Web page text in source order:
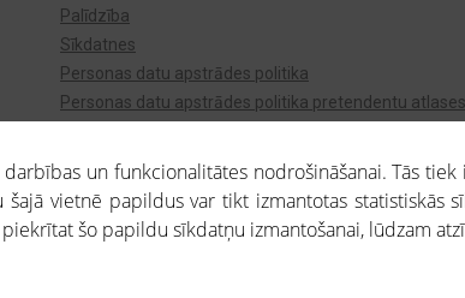
Palīdzība
Sīkdatnes
Personas datu apstrādes politika
Personas datu apstrādes politika pretendentu
ietvaros saņemtajai informācijai ir uzziņas raksturs, un tai nav
un funkcionalitātes nodrošināšanai. Tās tiek
vietnē papildus var tikt izmantotas statistiskās
piekrītat šo papildu sīkdatņu izmantošanai, lūdzam